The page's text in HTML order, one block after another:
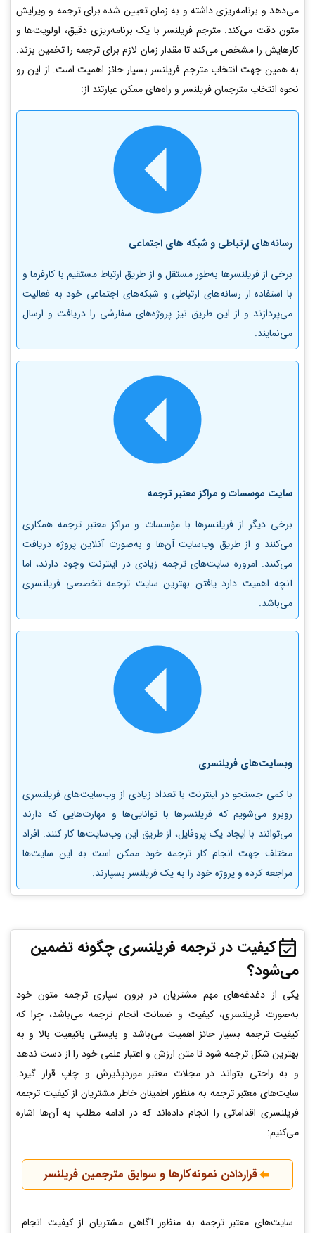
می‌دهد و برنامه‌ریزی داشته و به زمان تعیین شده برای ترجمه و ویرایش
متون دقت می‌کند. مترجم فریلنسر با یک برنامه‌ریزی دقیق، اولویت‌ها و
کار‌هایش را مشخص می‌کند تا مقدار زمان لازم برای ترجمه را تخمین بزند.
به همین جهت انتخاب مترجم فریلنسر بسیار حائز اهمیت است. از این رو
نحوه انتخاب مترجمان فریلنسر و راه‌های ممکن عبارتند از:
رسانه‌های ارتباطی و شبکه های اجتماعی
برخی از فریلنسرها به‌طور مستقل و از طریق ارتباط مستقیم با کارفرما و
با استفاده از رسانه‌های ارتباطی و شبکه‌های اجتماعی خود به فعالیت
می‌پردازند و از این طریق نیز پروژه‌های سفارشی را دریافت و ارسال
می‌نمایند.
سایت موسسات و مراکز معتبر ترجمه
برخی دیگر از فریلنسرها با مؤسسات و مراکز معتبر ترجمه همکاری
می‌کنند و از طریق وب‌سایت آن‌ها و به‌صورت آنلاین پروژه دریافت
می‌کنند. امروزه سایت‌های ترجمه زیادی در اینترنت وجود دارند، اما
آنچه اهمیت دارد یافتن بهترین سایت ترجمه تخصصی فریلنسری
می‌باشد.
وبسایت‌های فریلنسری
با کمی جستجو در اینترنت با تعداد زیادی از وب‌سایت‌های فریلنسری
روبرو می‌شویم که فریلنسرها با توانایی‌ها و مهارت‌هایی که دارند
می‌توانند با ایجاد یک پروفایل، از طریق این وب‌سایت‌ها کار کنند. افراد
مختلف جهت انجام کار ترجمه خود ممکن است به این سایت‌ها
مراجعه کرده و پروژه خود را به یک فریلنسر بسپارند.
کیفیت در ترجمه فریلنسری چگونه تضمین
می‌شود؟
یکی از دغدغه‌های مهم مشتریان در برون‌ سپاری ترجمه متون خود
به‌صورت فریلنسری، کیفیت و ضمانت انجام ترجمه می‌باشد، چرا که
کیفیت ترجمه بسیار حائز اهمیت می‌باشد و بایستی باکیفیت بالا و به
بهترین شکل ترجمه شود تا متن ارزش و اعتبار علمی خود را از دست ندهد
و به‌ راحتی بتواند در مجلات معتبر موردپذیرش و چاپ قرار گیرد.
سایت‌های معتبر ترجمه به‌ منظور اطمینان خاطر مشتریان از کیفیت ترجمه
فریلنسری اقداماتی را انجام داده‌اند که در ادامه مطلب به آن‌ها اشاره
می‌کنیم:
قراردادن نمونه‌کارها و سوابق مترجمین فریلنسر
سایت‌های معتبر ترجمه به منظور آگاهی مشتریان از کیفیت انجام